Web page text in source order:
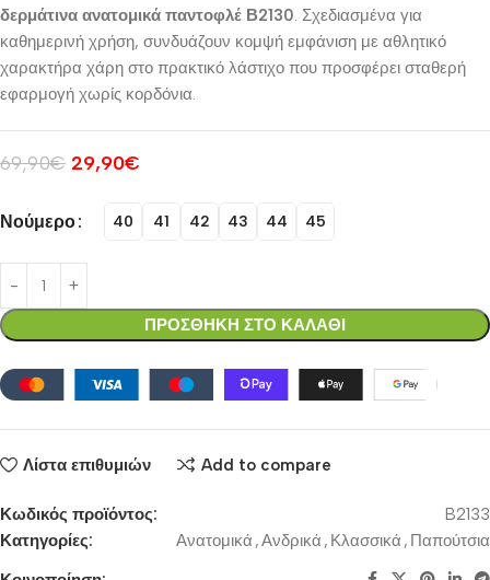
δερμάτινα ανατομικά παντοφλέ Β2130. Σχεδιασμένα για
καθημερινή χρήση, συνδυάζουν κομψή εμφάνιση με αθλητικό
χαρακτήρα χάρη στο πρακτικό λάστιχο που προσφέρει σταθερή
εφαρμογή χωρίς κορδόνια.
69,90€ 29,90€
Νούμερο 40 41 42 43 44 45
ΠΡΟΣΘΗΚΗ ΣΤΟ ΚΑΛΑΘΙ
Λίστα επιθυμιών Add to compare
Κωδικός προϊόντος:
B2133
Κατηγορίες:
Ανατομικά ,Ανδρικά , Κλασσικά , Παπούτσια